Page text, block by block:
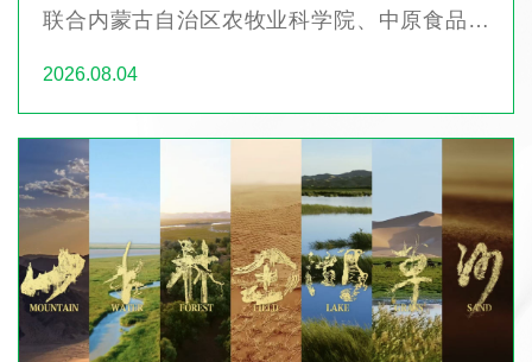
联合内蒙古自治区农牧业科学院、中原食品实
2026.08.04